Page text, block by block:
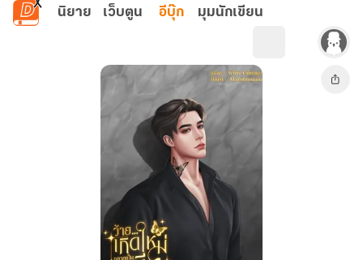
ข้ามไปยังเนื้อหาหลัก
นิยาย เว็บตูน อีบุ๊ก มุมนักเขียน